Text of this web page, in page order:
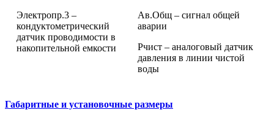
Электропр.3 –
кондуктометрический
датчик проводимости в
накопительной емкости
Ав.Общ – сигнал общей
аварии
Рчист – аналоговый датчик
давления в линии чистой
воды
Габаритные и установочные размеры